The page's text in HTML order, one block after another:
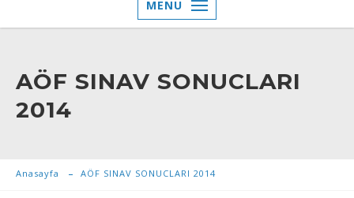
MENU
AÖF SINAV SONUCLARI
2014
Anasayfa AÖF SINAV SONUCLARI 2014